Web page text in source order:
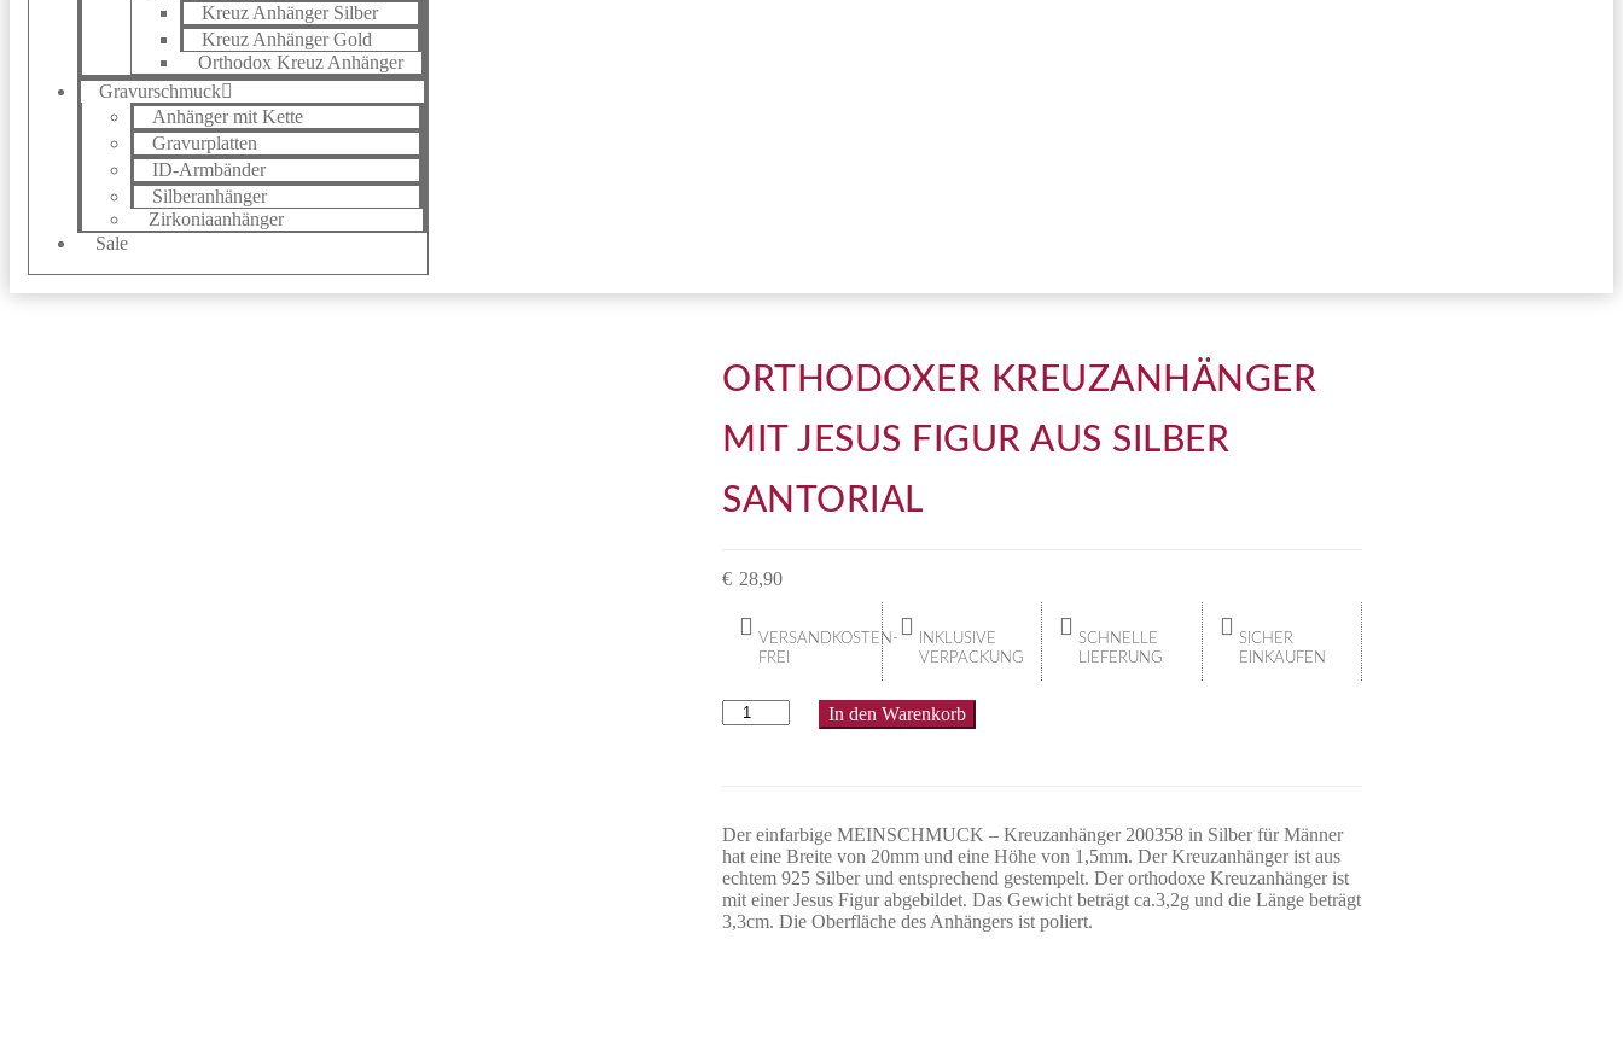
Kreuz Anhänger Silber
Kreuz Anhänger Gold
Orthodox Kreuz Anhänger
Gravurschmuck
Anhänger mit Kette
Gravurplatten
ID-Armbänder
Silberanhänger
Zirkoniaanhänger
Sale
ORTHODOXER KREUZANHÄNGER
MIT JESUS FIGUR AUS SILBER
SANTORIAL
€ 28,90
VERSANDKOSTEN-
FREI
INKLUSIVE
VERPACKUNG
SCHNELLE
LIEFERUNG
SICHER
EINKAUFEN
In den Warenkorb
Der einfarbige MEINSCHMUCK – Kreuzanhänger 200358 in Silber für Männer
hat eine Breite von 20mm und eine Höhe von 1,5mm. Der Kreuzanhänger ist aus
echtem 925 Silber und entsprechend gestempelt. Der orthodoxe Kreuzanhänger ist
mit einer Jesus Figur abgebildet. Das Gewicht beträgt ca.3,2g und die Länge beträgt
3,3cm. Die Oberfläche des Anhängers ist poliert.